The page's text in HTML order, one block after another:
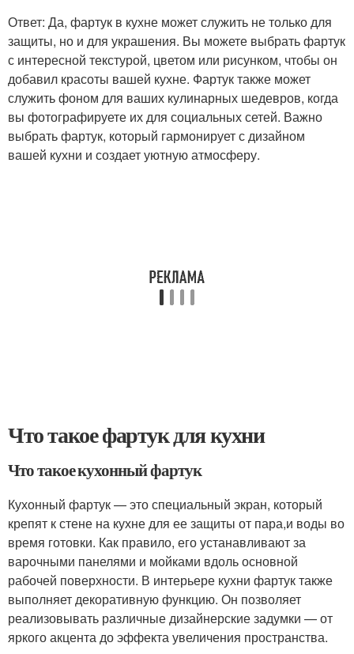
Ответ: Да, фартук в кухне может служить не только для
защиты, но и для украшения. Вы можете выбрать фартук
с интересной текстурой, цветом или рисунком, чтобы он
добавил красоты вашей кухне. Фартук также может
служить фоном для ваших кулинарных шедевров, когда
вы фотографируете их для социальных сетей. Важно
выбрать фартук, который гармонирует с дизайном
вашей кухни и создает уютную атмосферу.
Что такое фартук для кухни
Что такое кухонный фартук
Кухонный фартук — это специальный экран, который
крепят к стене на кухне для ее защиты от пара,и воды во
время готовки. Как правило, его устанавливают за
варочными панелями и мойками вдоль основной
рабочей поверхности. В интерьере кухни фартук также
выполняет декоративную функцию. Он позволяет
реализовывать различные дизайнерские задумки — от
яркого акцента до эффекта увеличения пространства.